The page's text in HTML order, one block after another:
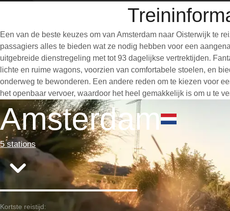
Een van de beste keuzes om van Amsterdam naar Oisterwijk te
passagiers alles te bieden wat ze nodig hebben voor een
uitgebreide dienstregeling met tot 93 dagelijkse vertrektijden.
lichte en ruime wagons, voorzien van comfortabele stoelen, en
onderweg te bewonderen. Een andere reden om te kiezen voor
het openbaar vervoer, waardoor het heel gemakkelijk is om u te
Amsterdam
5 stations
Kortste reistijd: